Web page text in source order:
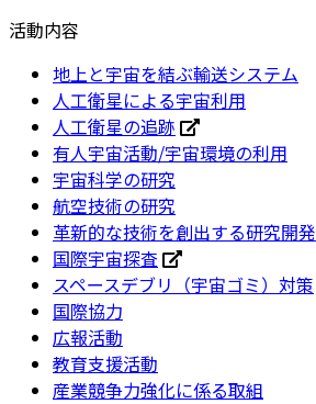
活動内容
地上と宇宙を結ぶ輸送システム
人工衛星による宇宙利用
人工衛星の追跡
有人宇宙活動/宇宙環境の利用
宇宙科学の研究
航空技術の研究
革新的な技術を創出する研究開発
国際宇宙探査
スペースデブリ（宇宙ゴミ）対策
国際協力
広報活動
教育支援活動
産業競争力強化に係る取組